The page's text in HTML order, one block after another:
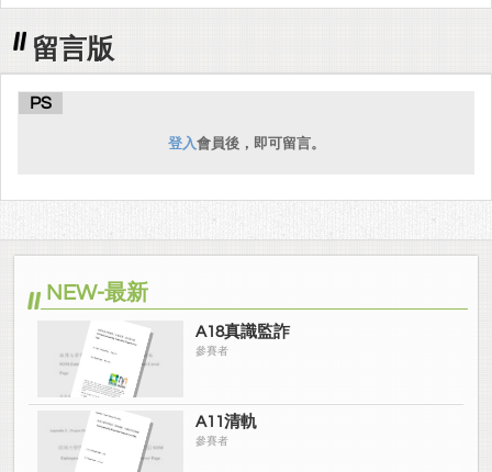
留言版
PS
登入會員後，即可留言。
NEW-最新
A18真識監詐
參賽者
A11清軌
參賽者